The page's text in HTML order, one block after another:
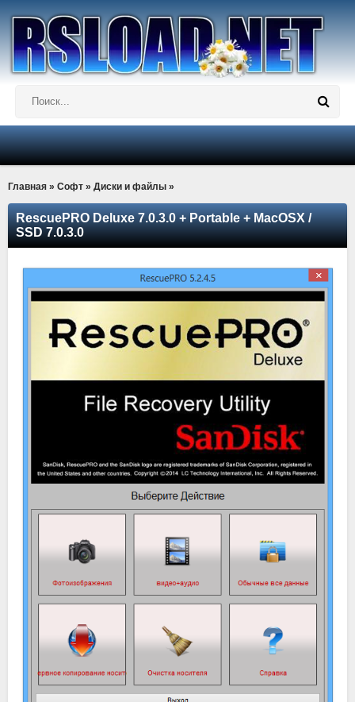
Главная » Софт » Диски и файлы »
RescuePRO Deluxe 7.0.3.0 + Portable + MacOSX /
SSD 7.0.3.0